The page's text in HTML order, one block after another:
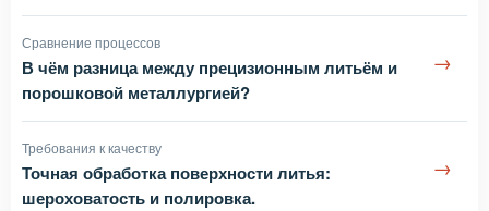
Сравнение процессов
В чём разница между прецизионным литьём и
порошковой металлургией?
→
Требования к качеству
Точная обработка поверхности литья:
шероховатость и полировка.
→